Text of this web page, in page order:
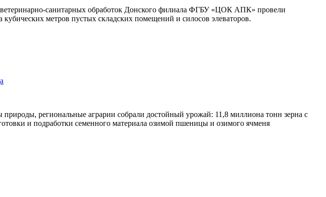
ветеринарно-санитарных обработок Донского филиала ФГБУ «ЦОК АПК» провели
метров пустых складских помещений и силосов элеваторов.
региональные аграрии собрали достойный урожай: 11,8 миллиона тонн зерна с
и подработки семенного материала озимой пшеницы и озимого ячменя